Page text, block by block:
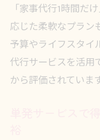
「家事代行1時間だ
応じた柔軟なプラン
予算やライフスタイ
代行サービスを活用
から評価されていま